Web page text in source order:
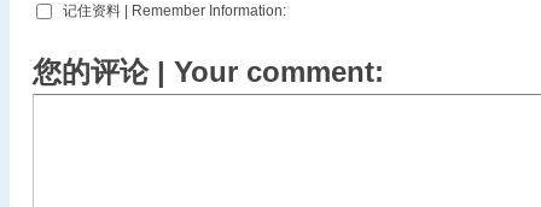
记住资料 | Remember Information:
您的评论 | Your comment: